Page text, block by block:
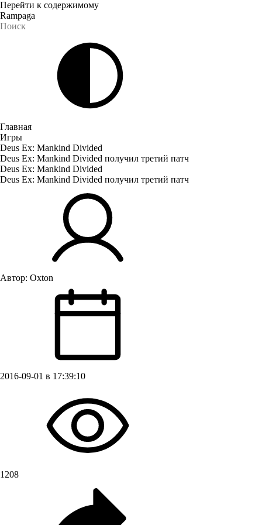
Перейти к содержимому
Rampaga
Главная
Игры
Deus Ex: Mankind Divided
Deus Ex: Mankind Divided получил третий патч
Deus Ex: Mankind Divided
Deus Ex: Mankind Divided получил третий патч
Автор: Oxton
2016-09-01 в 17:39:10
1208